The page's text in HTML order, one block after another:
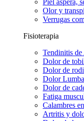
Piel áspera,
Olor y
Verrugas
Fisioterapia
Tendinitis
Dolor de
Dolor de
Dolor
Dolor de
Fatiga
Calambres
Artritis y